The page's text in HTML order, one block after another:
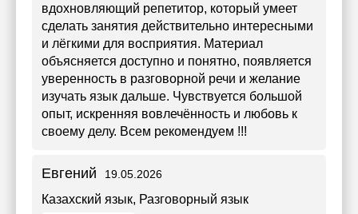
вдохновляющий репетитор, который умеет
сделать занятия действительно интересными
и лёгкими для восприятия. Материал
объясняется доступно и понятно, появляется
уверенность в разговорной речи и желание
изучать язык дальше. Чувствуется большой
опыт, искренняя вовлечённость и любовь к
своему делу. Всем рекомендуем !!!
Евгений 19.05.2026
Казахский язык, Разговорный язык